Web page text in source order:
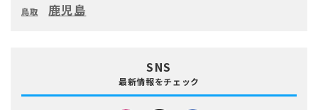
鳥取 鹿児島
SNS
最新情報をチェック